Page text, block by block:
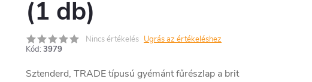
(1 db)
Nincs értékelés Ugrás az értékeléshez
Kód: 3979
Sztenderd, TRADE típusú gyémánt fűrészlap a brit